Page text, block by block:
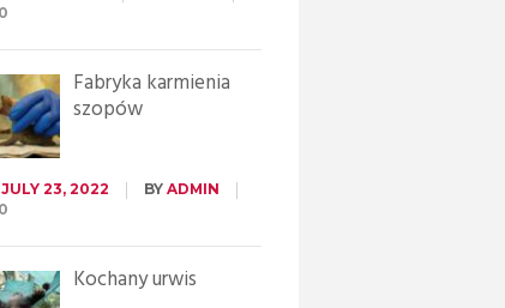
0
Fabryka karmienia
szopów
JULY 23, 2022 BY ADMIN
0
Kochany urwis